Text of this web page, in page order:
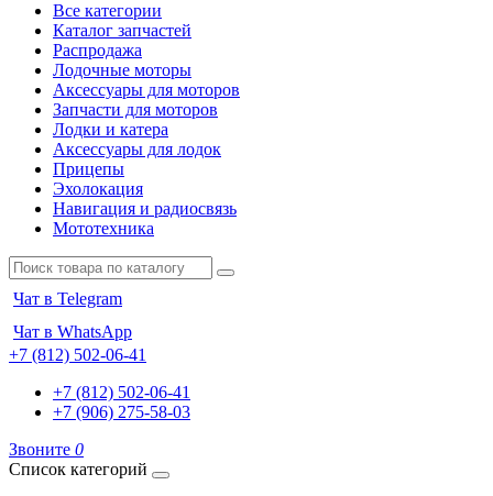
Все категории
Каталог запчастей
Распродажа
Лодочные моторы
Аксессуары для моторов
Запчасти для моторов
Лодки и катера
Аксессуары для лодок
Прицепы
Эхолокация
Навигация и радиосвязь
Мототехника
Чат в Telegram
Чат в WhatsApp
+7 (812) 502-06-41
+7 (812) 502-06-41
+7 (906) 275-58-03
Звоните 0
Список категорий